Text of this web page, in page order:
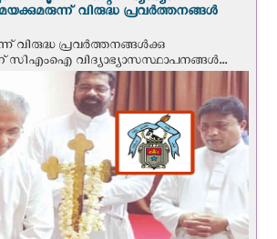
വിരുദ്ധ പ്രവർത്തനങ്ങൾ
വിരുദ്ധ പ്രവർത്തനങ്ങൾക്കു
സിഎംഐ വിദ്യാഭ്യാസസ്ഥാപനങ്ങൾ...